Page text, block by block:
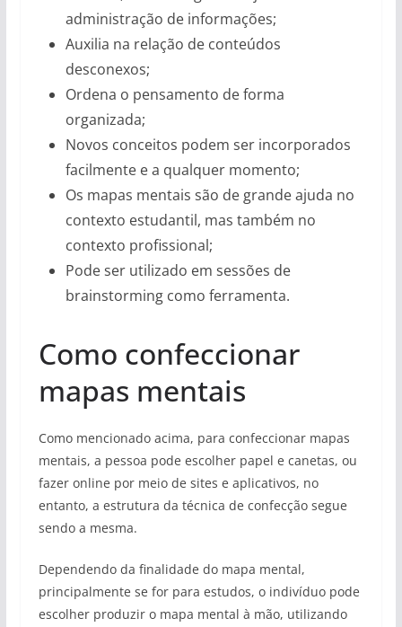
administração de informações;
Auxilia na relação de conteúdos
desconexos;
Ordena o pensamento de forma
organizada;
Novos conceitos podem ser incorporados
facilmente e a qualquer momento;
Os mapas mentais são de grande ajuda no
contexto estudantil, mas também no
contexto profissional;
Pode ser utilizado em sessões de
brainstorming como ferramenta.
Como confeccionar
mapas mentais
Como mencionado acima, para confeccionar mapas
mentais, a pessoa pode escolher papel e canetas, ou
fazer online por meio de sites e aplicativos, no
entanto, a estrutura da técnica de confecção segue
sendo a mesma.
Dependendo da finalidade do mapa mental,
principalmente se for para estudos, o indivíduo pode
escolher produzir o mapa mental à mão, utilizando